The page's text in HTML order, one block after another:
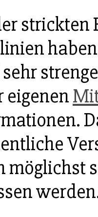
strickten
sehr
eigenen
möglichst